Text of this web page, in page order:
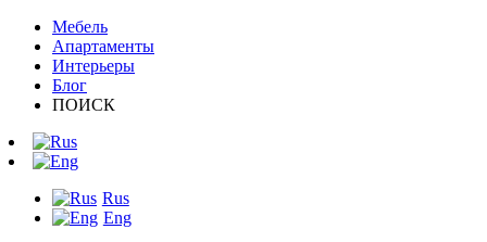
Мебель
Апартаменты
Интерьеры
Блог
ПОИСК
Rus
Eng